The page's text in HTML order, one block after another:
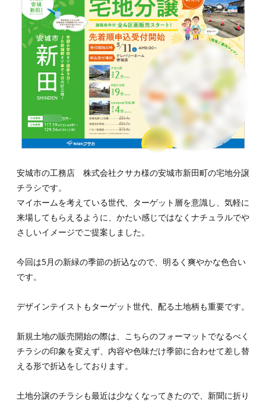
安城市の工務店 株式会社クサカ様の安城市新田町の宅地分譲
チラシです。
マイホームを考えている世代、ターゲット層を意識し、気軽に
来場してもらえるように、かたい感じではなくナチュラルでや
さしいイメージでご提案しました。
今回は5月の新緑の季節の折込なので、明るく爽やかな色合い
です。
デザインテイストもターゲット世代、配る土地柄も重要です。
新規土地の販売開始の際は、こちらのフォーマットでなるべく
チラシの印象を変えず、内容や色味だけ季節に合わせて差し替
える形で折込をしております。
土地分譲のチラシも最近は少なくなってきたので、新聞に折り